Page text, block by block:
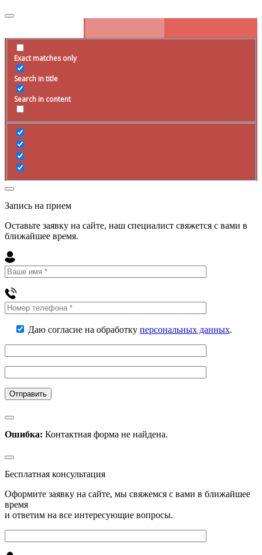
Exact matches only
Search in title
Search in content
Запись на прием
Оставьте заявку на сайте, наш специалист свяжется с вами в
ближайшее время.
Даю согласие на обработку персональных данных.
Ошибка: Контактная форма не найдена.
Бесплатная консультация
Оформите заявку на сайте, мы свяжемся с вами в ближайшее
время
и ответим на все интересующие вопросы.